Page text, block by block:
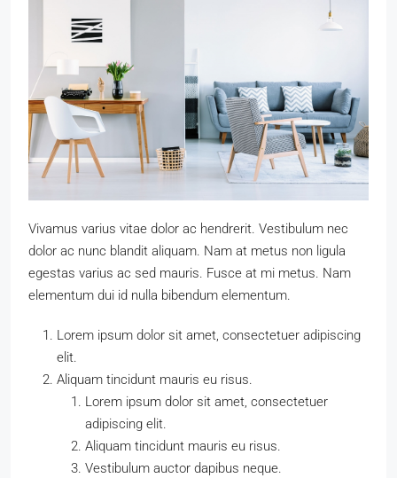
Vivamus varius vitae dolor ac hendrerit. Vestibulum nec
dolor ac nunc blandit aliquam. Nam at metus non ligula
egestas varius ac sed mauris. Fusce at mi metus. Nam
elementum dui id nulla bibendum elementum.
Lorem ipsum dolor sit amet, consectetuer adipiscing
elit.
Aliquam tincidunt mauris eu risus.
Lorem ipsum dolor sit amet, consectetuer
adipiscing elit.
Aliquam tincidunt mauris eu risus.
Vestibulum auctor dapibus neque.